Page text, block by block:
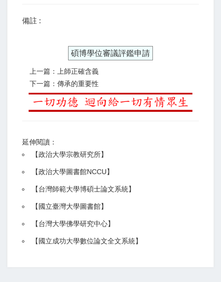
備註 :
碩博學位審議評鑑申請
上一篇：上師正確含義
下一篇：傳承的重要性
延伸閱讀：
【政治大學宗教研究所】
【政治大學圖書館NCCU】
【台灣師範大學博碩士論文系統】
【 國立臺灣大學圖書館】
【台灣大學佛學研究中心】
【 國立成功大學數位論文全文系統】